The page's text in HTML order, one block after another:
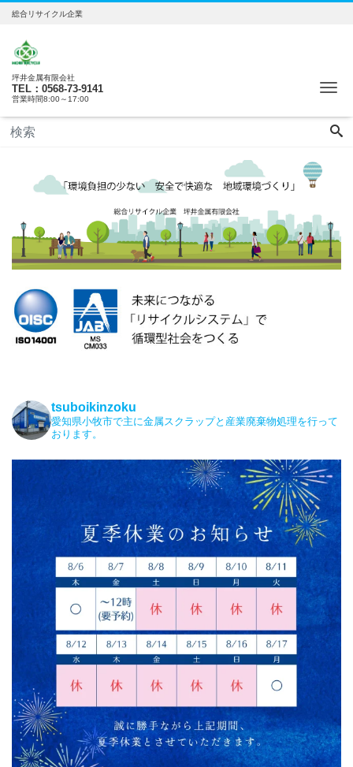
総合リサイクル企業
坪井金属有限会社
TEL：0568-73-9141
営業時間8:00～17:00
tsuboikinzoku
愛知県小牧市で主に金属スクラップと産業廃棄物処理を行って
おります。